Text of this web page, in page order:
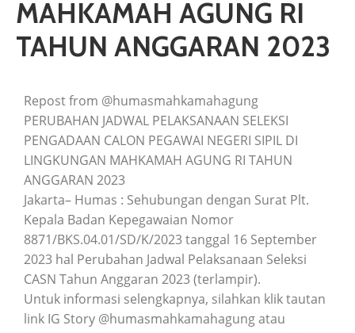
MAHKAMAH AGUNG RI
TAHUN ANGGARAN 2023
Repost from @humasmahkamahagung
PERUBAHAN JADWAL PELAKSANAAN SELEKSI
PENGADAAN CALON PEGAWAI NEGERI SIPIL DI
LINGKUNGAN MAHKAMAH AGUNG RI TAHUN
ANGGARAN 2023
Jakarta– Humas : Sehubungan dengan Surat Plt.
Kepala Badan Kepegawaian Nomor
8871/BKS.04.01/SD/K/2023 tanggal 16 September
2023 hal Perubahan Jadwal Pelaksanaan Seleksi
CASN Tahun Anggaran 2023 (terlampir).
Untuk informasi selengkapnya, silahkan klik tautan
link IG Story @humasmahkamahagung atau